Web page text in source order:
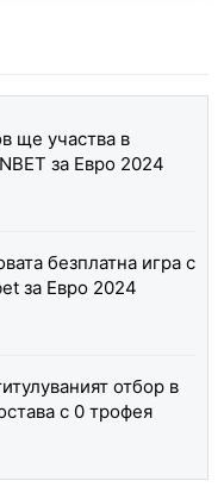
ще участва в
за Евро 2024
безплатна игра с
за Евро 2024
отбор в
с 0 трофея